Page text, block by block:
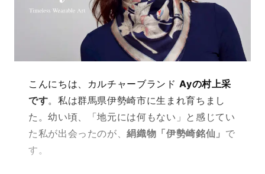
こんにちは、カルチャーブランドAyの村上采
です。私は群馬県伊勢崎市に生まれ育ちまし
た。幼い頃、「地元には何もない」と感じてい
た私が出会ったのが、絹織物「伊勢崎銘仙」 で
す。